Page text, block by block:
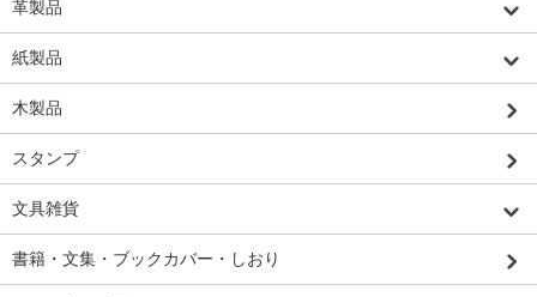
革製品
紙製品
木製品
スタンプ
文具雑貨
書籍・文集・ブックカバー・しおり